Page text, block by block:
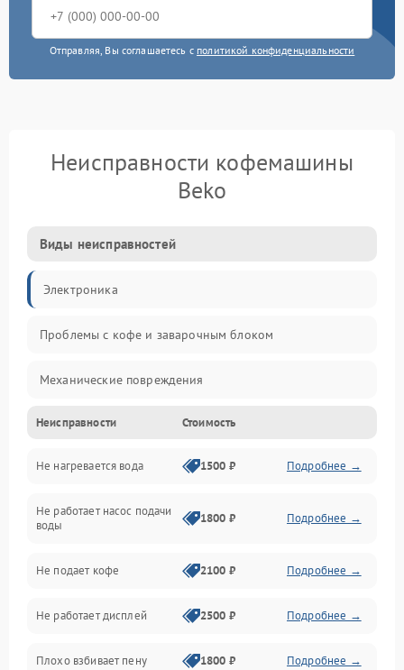
Отправляя, Вы соглашаетесь с политикой конфиденциальности
Неисправности кофемашины
Beko
Виды неисправностей
Электроника
Проблемы с кофе и заварочным блоком
Механические повреждения
Прочие неисправности
Включение и работа
Проблемы с водой
Проблемы с капучинатором и паром
Управление и электроника
Программное обеспечение
Неисправности Стоимость
Не нагревается вода 1500 ₽ Подробнее →
Не работает насос подачи
воды
1800 ₽ Подробнее →
Не подает кофе 2100 ₽ Подробнее →
Не работает дисплей 2500 ₽ Подробнее →
Плохо взбивает пену 1800 ₽ Подробнее →